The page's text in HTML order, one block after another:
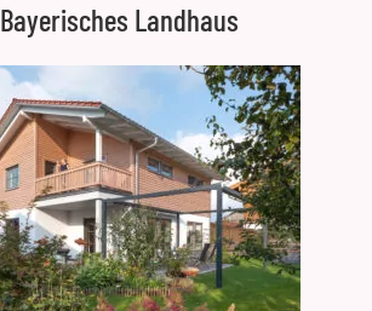
Bayerisches Landhaus